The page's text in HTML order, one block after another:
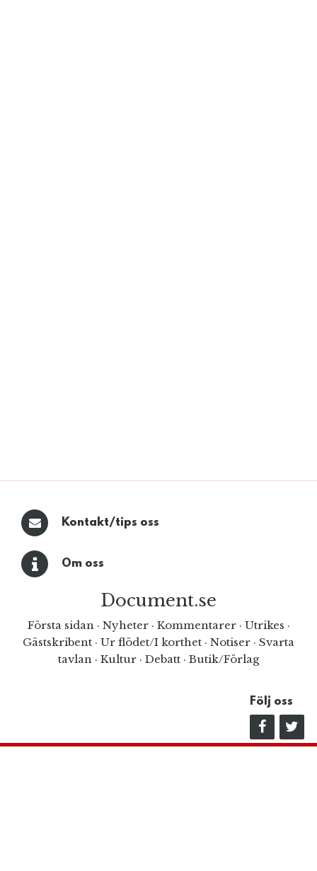
Kontakt/tips oss
Om oss
Document.se
Första sidan· Nyheter· Kommentarer· Utrikes ·
Gästskribent · Ur flödet/I korthet · Notiser · Svarta
tavlan · Kultur · Debatt · Butik/Förlag
Följ oss